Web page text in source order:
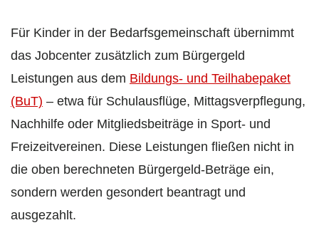
Für Kinder in der Bedarfsgemeinschaft übernimmt
das Jobcenter zusätzlich zum Bürgergeld
Leistungen aus dem Bildungs- und Teilhabepaket
(BuT) – etwa für Schulausflüge, Mittagsverpflegung,
Nachhilfe oder Mitgliedsbeiträge in Sport- und
Freizeitvereinen. Diese Leistungen fließen nicht in
die oben berechneten Bürgergeld-Beträge ein,
sondern werden gesondert beantragt und
ausgezahlt.